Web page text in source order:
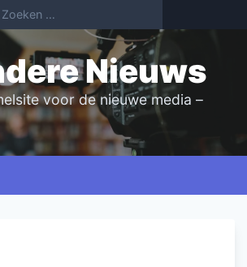
Nieuws
voor de nieuwe media –